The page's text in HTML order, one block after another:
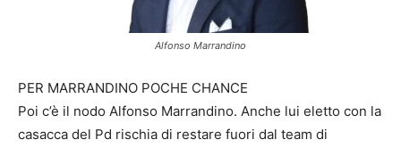
Alfonso Marrandino
PER MARRANDINO POCHE CHANCE
Poi c’è il nodo Alfonso Marrandino. Anche lui eletto con la
casacca del Pd rischia di restare fuori dal team di